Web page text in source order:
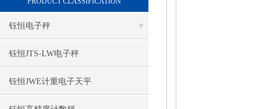
钰恒电子秤
钰恒JTS-LW电子秤
钰恒JWE计重电子天平